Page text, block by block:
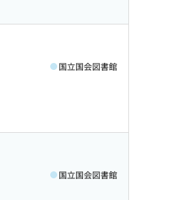
国立国会図書館
国立国会図書館